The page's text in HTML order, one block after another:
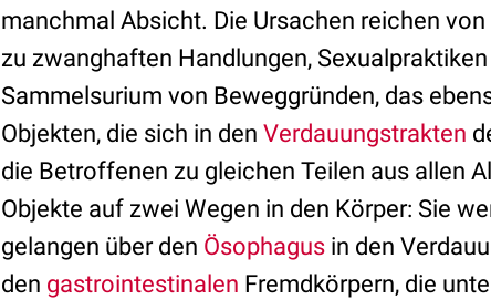
manchmal Absicht. Die Ursachen reichen
zu zwanghaften Handlungen,
Sammelsurium von Beweggründen, das
Objekten, die sich in den Verdauungstrakten
die Betroffenen zu gleichen Teilen aus allen
Objekte auf zwei Wegen in den Körper: Sie
gelangen über den Ösophagus in den
den gastrointestinalen Fremdkörpern, die